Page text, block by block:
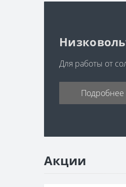
Для работы от
Подробнее
Акции